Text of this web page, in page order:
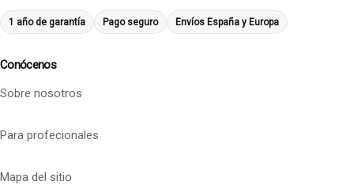
1 año de garantía Pago seguro Envíos España y Europa
Conócenos
Sobre nosotros
Para profecionales
Mapa del sitio